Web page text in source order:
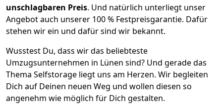
unschlagbaren Preis. Und natürlich unterliegt unser
Angebot auch unserer 100 % Festpreisgarantie. Dafür
stehen wir ein und dafür sind wir bekannt.
Wusstest Du, dass wir das beliebteste
Umzugsunternehmen in Lünen sind? Und gerade das
Thema Selfstorage liegt uns am Herzen. Wir begleiten
Dich auf Deinen neuen Weg und wollen diesen so
angenehm wie möglich für Dich gestalten.